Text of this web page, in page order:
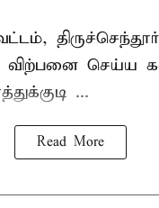
திருச்செந்தூர்
விற்பனை செய்ய
...
Read More